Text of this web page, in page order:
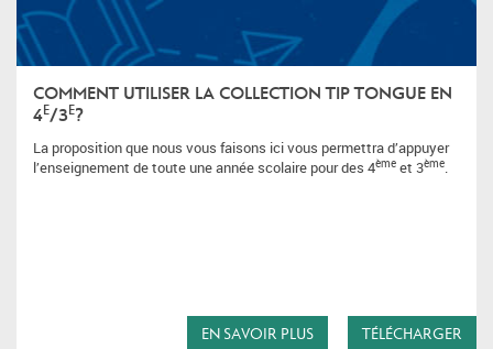
COMMENT UTILISER LA COLLECTION TIP TONGUE EN
4E/3E?
La proposition que nous vous faisons ici vous permettra d’appuyer
l’enseignement de toute une année scolaire pour des 4ème et 3ème.
EN SAVOIR PLUS TÉLÉCHARGER